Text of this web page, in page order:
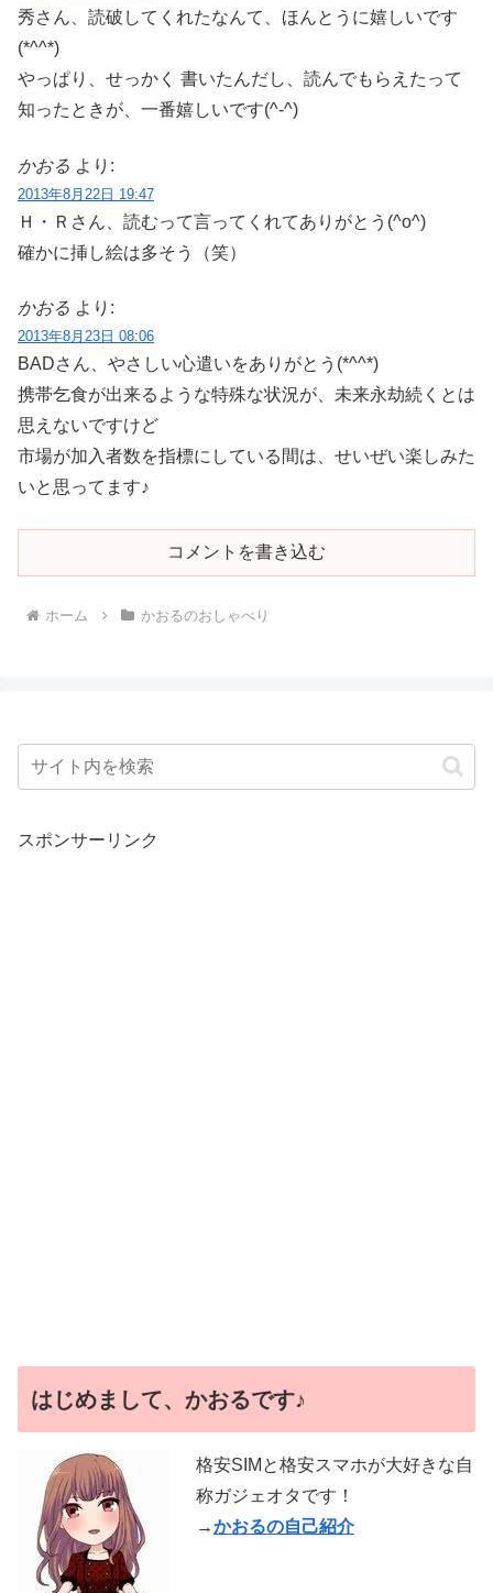
秀さん、読破してくれたなんて、ほんとうに嬉しいです
(*^^*)
やっぱり、せっかく 書いたんだし、読んでもらえたって
知ったときが、一番嬉しいです(^-^)
かおる より:
2013年8月22日 19:47
Ｈ・Ｒさん、読むって言ってくれてありがとう(^o^)
確かに挿し絵は多そう（笑）
かおる より:
2013年8月23日 08:06
BADさん、やさしい心遣いをありがとう(*^^*)
携帯乞食が出来るような特殊な状況が、未来永劫続くとは
思えないですけど
市場が加入者数を指標にしている間は、せいぜい楽しみた
いと思ってます♪
コメントを書き込む
ホーム かおるのおしゃべり
スポンサーリンク
はじめまして、かおるです♪
格安SIMと格安スマホが大好きな自
称ガジェオタです！
→かおるの自己紹介